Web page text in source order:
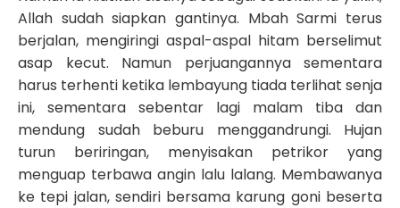
Allah sudah siapkan gantinya. Mbah Sarmi terus
berjalan, mengiringi aspal-aspal hitam berselimut
asap kecut. Namun perjuangannya sementara
harus terhenti ketika lembayung tiada terlihat senja
ini, sementara sebentar lagi malam tiba dan
mendung sudah beburu menggandrungi. Hujan
turun beriringan, menyisakan petrikor yang
menguap terbawa angin lalu lalang. Membawanya
ke tepi jalan, sendiri bersama karung goni beserta